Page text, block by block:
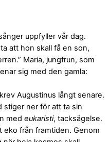
uppfyller vår dag.
att hon skall få en son,
Maria, jungfrun, som
sig med den gamla:
Augustinus långt senare.
stiger ner för att ta sin
med eukaristi, tacksägelse.
eko från framtiden. Genom